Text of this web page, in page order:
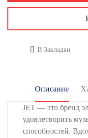
В Закладки
Описание
JET — это бренд
удовлетворить
способностей.